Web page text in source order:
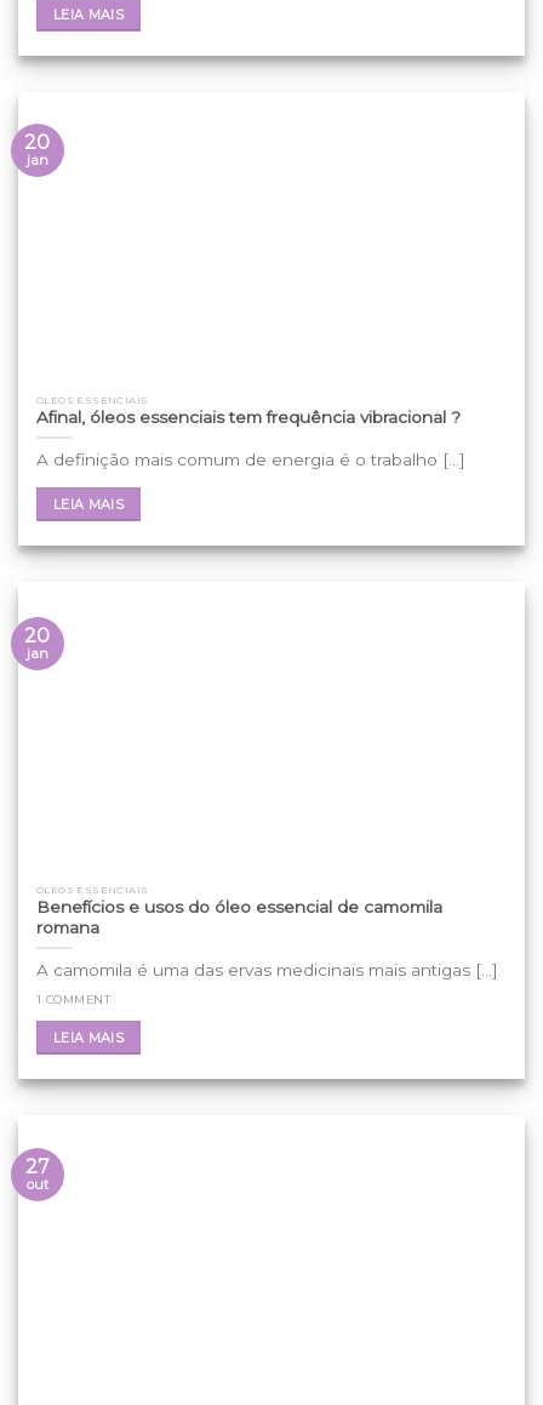
LEIA MAIS
ÓLEOS ESSENCIAIS
Afinal, óleos essenciais tem frequência vibracional ?
A definição mais comum de energia é o trabalho [...]
LEIA MAIS
20
jan
ÓLEOS ESSENCIAIS
Benefícios e usos do óleo essencial de camomila
romana
A camomila é uma das ervas medicinais mais antigas [...]
1 COMMENT
LEIA MAIS
20
jan
27
out